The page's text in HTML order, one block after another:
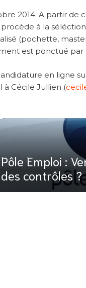
2014. A partir
à la séléction
(pochette,
est ponctué par
en ligne
à Cécile Jullien (
Pôle Emploi :
des contrôles ?